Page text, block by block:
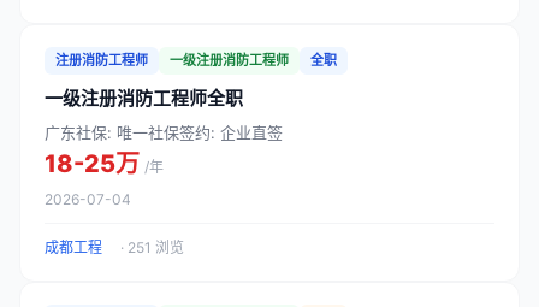
注册消防工程师 一级注册消防工程师 全职
一级注册消防工程师全职
广东社保: 唯一社保签约: 企业直签
18-25万 /年
2026-07-04
成都工程 · 251 浏览